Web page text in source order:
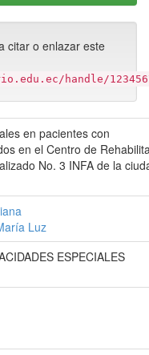
citar o enlazar este
handle/
en pacientes con
en el Centro de
No. 3 INFA de la
Luz
ESPECIALES